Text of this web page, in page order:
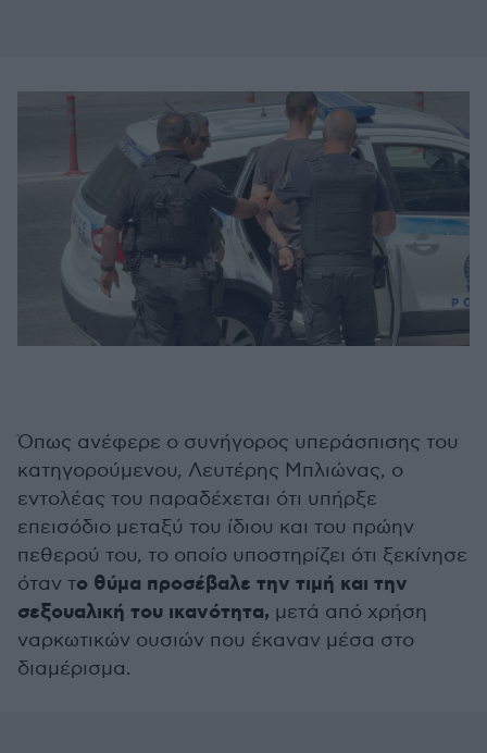
Όπως ανέφερε ο συνήγορος υπεράσπισης του
κατηγορούμενου, Λευτέρης Μπλιώνας, ο
εντολέας του παραδέχεται ότι υπήρξε
επεισόδιο μεταξύ του ίδιου και του πρώην
πεθερού του, το οποίο υποστηρίζει ότι ξεκίνησε
όταν το θύμα προσέβαλε την τιμή και την
σεξουαλική του ικανότητα, μετά από χρήση
ναρκωτικών ουσιών που έκαναν μέσα στο
διαμέρισμα.